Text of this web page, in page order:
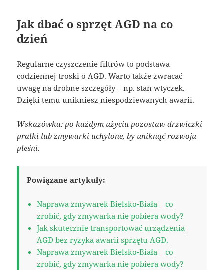
Jak dbać o sprzęt AGD na co
dzień
Regularne czyszczenie filtrów to podstawa
codziennej troski o AGD. Warto także zwracać
uwagę na drobne szczegóły – np. stan wtyczek.
Dzięki temu unikniesz niespodziewanych awarii.
Wskazówka: po każdym użyciu pozostaw drzwiczki
pralki lub zmywarki uchylone, by uniknąć rozwoju
pleśni.
Powiązane artykuły:
Naprawa zmywarek Bielsko-Biała – co
zrobić, gdy zmywarka nie pobiera wody?
Jak skutecznie transportować urządzenia
AGD bez ryzyka awarii sprzętu AGD.
Naprawa zmywarek Bielsko-Biała – co
zrobić, gdy zmywarka nie pobiera wody?